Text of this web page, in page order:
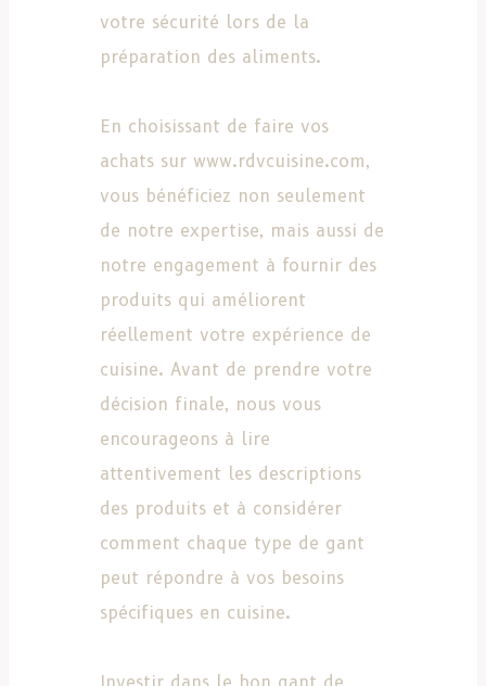
votre sécurité lors de la
préparation des aliments.
En choisissant de faire vos
achats sur www.rdvcuisine.com,
vous bénéficiez non seulement
de notre expertise, mais aussi de
notre engagement à fournir des
produits qui améliorent
réellement votre expérience de
cuisine. Avant de prendre votre
décision finale, nous vous
encourageons à lire
attentivement les descriptions
des produits et à considérer
comment chaque type de gant
peut répondre à vos besoins
spécifiques en cuisine.